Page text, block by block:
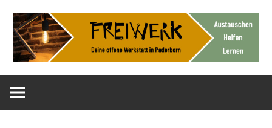
Inhalt
springen
FreiWerk
Paderborn
offene